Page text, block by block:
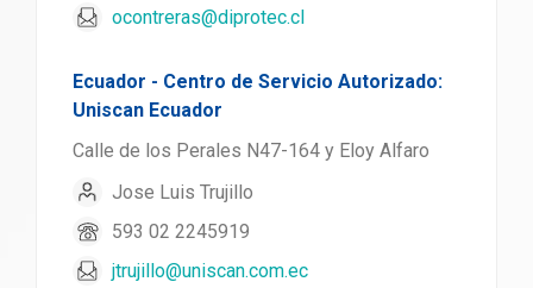
ocontreras@diprotec.cl
Ecuador - Centro de Servicio Autorizado:
Uniscan Ecuador
Calle de los Perales N47-164 y Eloy Alfaro
Jose Luis Trujillo
593 02 2245919
jtrujillo@uniscan.com.ec